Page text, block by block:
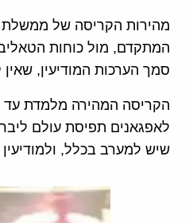
המתקדם, מול כוחות
סמך הערכות המודיעין,
הקריסה המהירה מלמדת עד
לאפגאנים תפיסת עולם
שיש למערב בכלל,